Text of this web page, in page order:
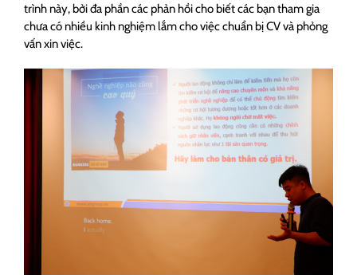
trình này, bởi đa phần các phản hồi cho biết các bạn tham gia
chưa có nhiều kinh nghiệm lắm cho việc chuẩn bị CV và phỏng
vấn xin việc.